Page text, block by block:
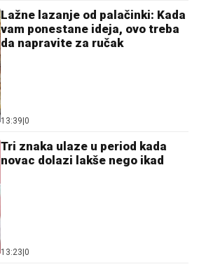
Lažne lazanje od palačinki: Kada
vam ponestane ideja, ovo treba
da napravite za ručak
13:39|0
Tri znaka ulaze u period kada
novac dolazi lakše nego ikad
13:23|0